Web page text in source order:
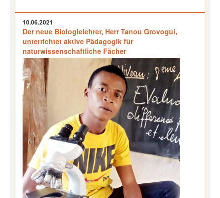
10.06.2021
Der neue Biologielehrer, Herr Tanou Grovogui,
unterrichtet aktive Pädagogik für
naturwissenschaftliche Fächer